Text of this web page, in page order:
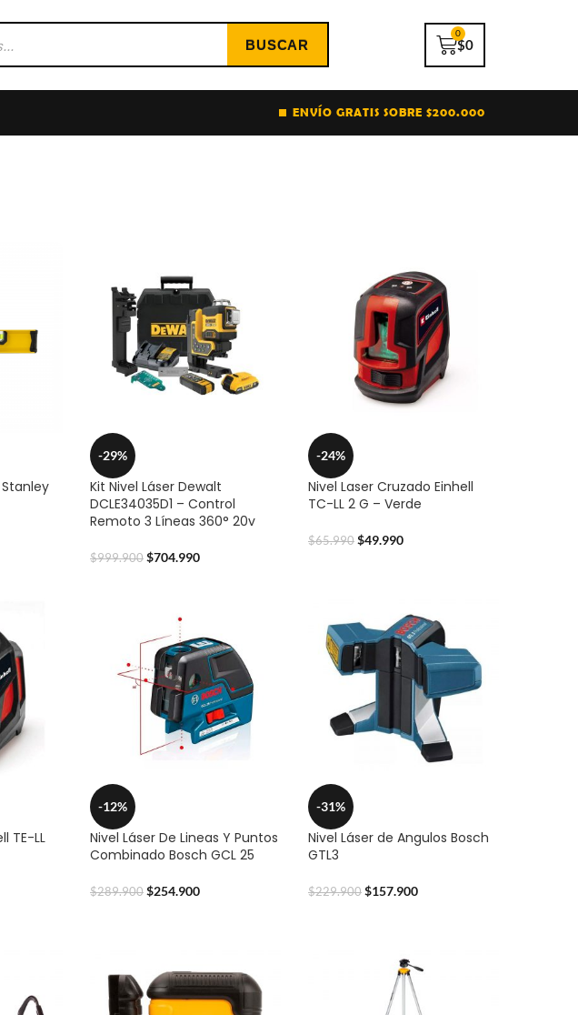
$0
0
ENVÍO GRATIS SOBRE $200.000
Stanley
-29%
Kit Nivel Láser Dewalt
DCLE34035D1 – Control
Remoto 3 Líneas 360° 20v
$999.900 $704.990
-24%
Nivel Laser Cruzado Einhell
TC-LL 2 G – Verde
$65.990 $49.990
TE-LL
-12%
Nivel Láser De Lineas Y Puntos
Combinado Bosch GCL 25
$289.900 $254.900
-31%
Nivel Láser de Angulos Bosch
GTL3
$229.900 $157.900